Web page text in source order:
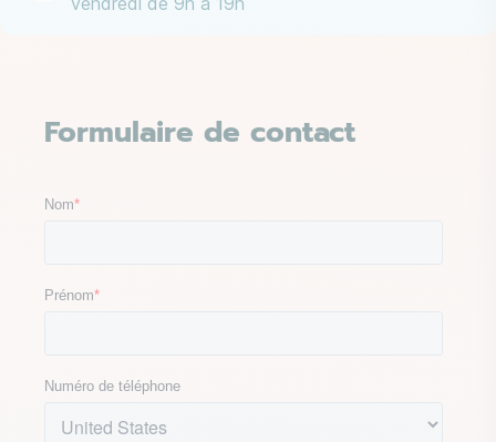
Formulaire de contact